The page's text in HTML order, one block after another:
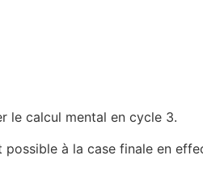
le calcul mental en cycle 3.
à la case finale en